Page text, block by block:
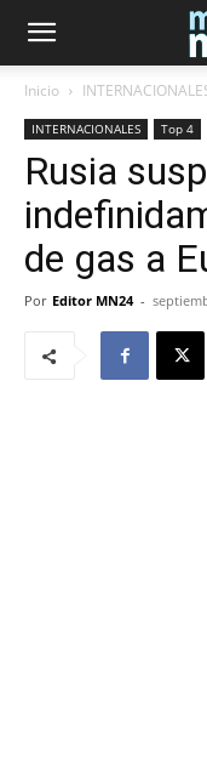
Inicio
INTERNACIONALES Top 4
Rusia
de gas a
Por Editor MN24 -